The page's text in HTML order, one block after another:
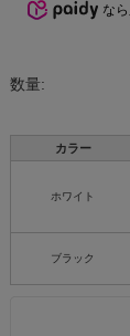
なら
数量:
カラー
ホワイト
ブラック